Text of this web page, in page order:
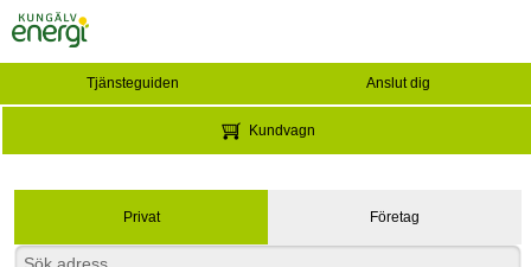
Tjänsteguiden Anslut dig
Kundvagn
Privat Företag